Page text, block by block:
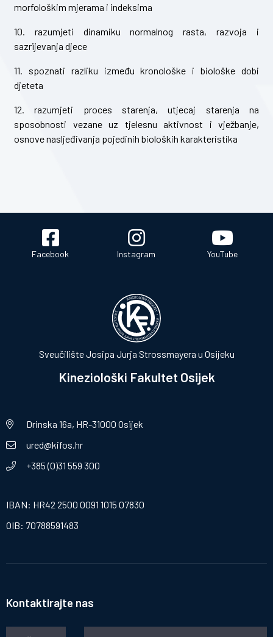
morfološkim mjerama i indeksima
10. razumjeti dinamiku normalnog rasta, razvoja i
sazrijevanja djece
11. spoznati razliku između kronološke i biološke dobi
djeteta
12. razumjeti proces starenja, utjecaj starenja na
sposobnosti vezane uz tjelesnu aktivnost i vježbanje,
osnove nasljeđivanja pojedinih bioloških karakteristika
Facebook Instagram YouTube
Sveučilište Josipa Jurja Strossmayera u Osijeku
Kineziološki Fakultet Osijek
Drinska 16a, HR-31000 Osijek
ured@kifos.hr
+385 (0)31 559 300
IBAN: HR42 2500 0091 1015 07830
OIB: 70788591483
Kontaktirajte nas